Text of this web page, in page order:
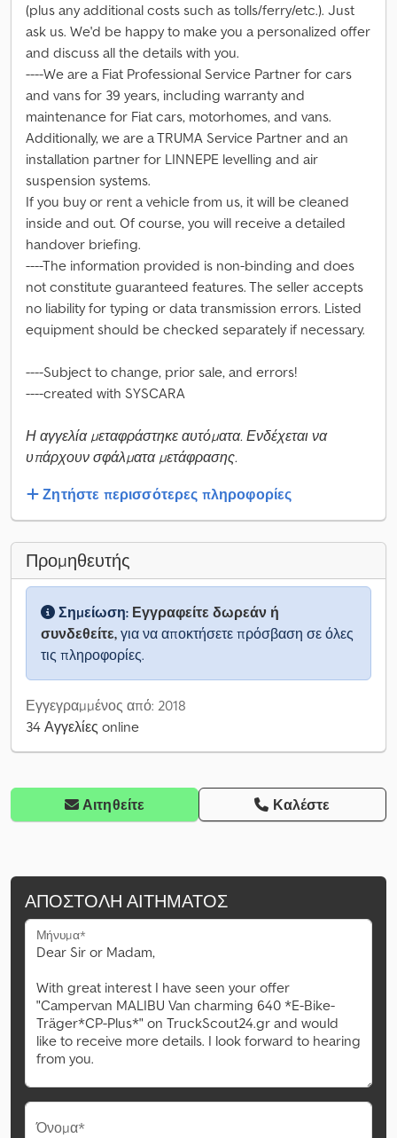
(plus any additional costs such as tolls/ferry/etc.). Just
ask us. We'd be happy to make you a personalized offer
and discuss all the details with you.
----We are a Fiat Professional Service Partner for cars
and vans for 39 years, including warranty and
maintenance for Fiat cars, motorhomes, and vans.
Additionally, we are a TRUMA Service Partner and an
installation partner for LINNEPE levelling and air
suspension systems.
If you buy or rent a vehicle from us, it will be cleaned
inside and out. Of course, you will receive a detailed
handover briefing.
----The information provided is non-binding and does
not constitute guaranteed features. The seller accepts
no liability for typing or data transmission errors. Listed
equipment should be checked separately if necessary.
----Subject to change, prior sale, and errors!
----created with SYSCARA
Η αγγελία μεταφράστηκε αυτόματα. Ενδέχεται να
υπάρχουν σφάλματα μετάφρασης.
Ζητήστε περισσότερες πληροφορίες
Προμηθευτής
Σημείωση: Εγγραφείτε δωρεάν ή
συνδεθείτε, για να αποκτήσετε πρόσβαση σε όλες
τις πληροφορίες.
Εγγεγραμμένος από: 2018
34 Αγγελίες online
Αιτηθείτε Καλέστε
ΑΠΟΣΤΟΛΉ ΑΙΤΉΜΑΤΟΣ
Μήνυμα*
Όνομα*